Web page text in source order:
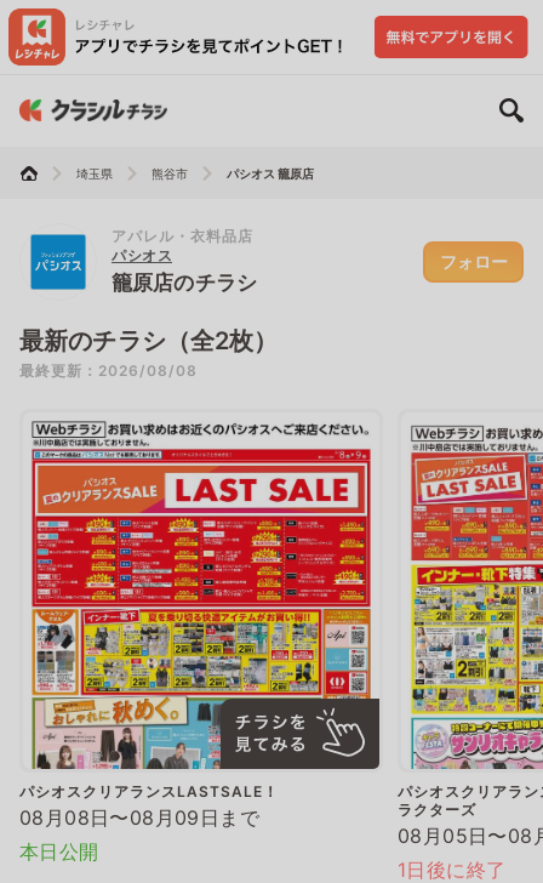
埼玉県 熊谷市 パシオス 籠原店
アパレル・衣料品店
パシオス
籠原店のチラシ
フォロー
最新のチラシ（全2枚）
最終更新：2026/08/08
パシオスクリアランスLASTSALE！
08月08日〜08月09日まで
本日公開
パシオスクリアラ
ラクターズ
08月05日〜08
1日後に終了